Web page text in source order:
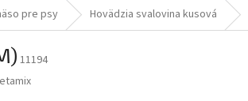
pre psy Hovädzia svalovina kusová
11194